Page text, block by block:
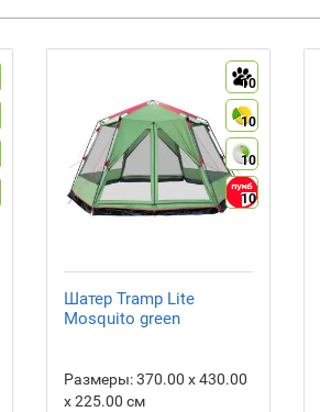
10
10
10
10
Шатер Tramp Lite
Mosquito green
Размеры:370.00 х 430.00
х 225.00 см